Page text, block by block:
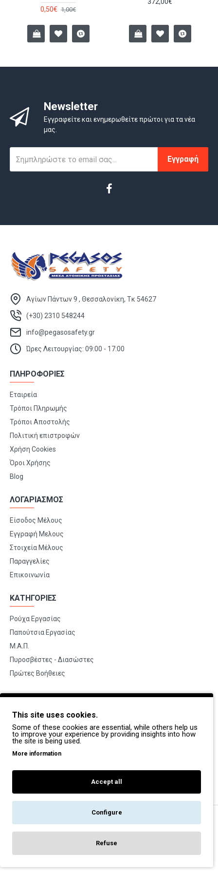
μπαγκάζ), μακριά από την άμεση ηλιακή ακτινοβολία
0,50€ 1,00€
372,00€
Newsletter
Εγγραφείτε και ενημερωθείτε πρώτοι για τα νέα
μας.
Εγγραφή
Αγίων Πάντων 9 , Θεσσαλονίκη, Τκ 54627
(+30) 2310 548244
info@pegasosafety.gr
Ώρες Λειτουργίας: 09:00 - 17:00
ΠΛΗΡΟΦΟΡΙΕΣ
Εταιρεία
Τρόποι Πληρωμής
Τρόποι Αποστολής
Πολιτική επιστροφών
Χρήση Cookies
Όροι Χρήσης
Blog
ΛΟΓΑΡΙΑΣΜΟΣ
Είσοδος Μέλους
Εγγραφή Μελους
Στοιχεία Μέλους
Παραγγελίες
Επικοινωνία
ΚΑΤΗΓΟΡΙΕΣ
Ρούχα Εργασίας
Παπούτσια Εργασίας
Μ.Α.Π.
Πυροσβέστες - Διασώστες
Πρώτες Βοήθειες
BRANDS
Payper
Dike
Coverguard
Portwest
Exena
This site uses cookies.
Some of these cookies are essential, while others help us
to improve your experience by providing insights into how
the site is being used.
More information
Accept all
Configure
Refuse